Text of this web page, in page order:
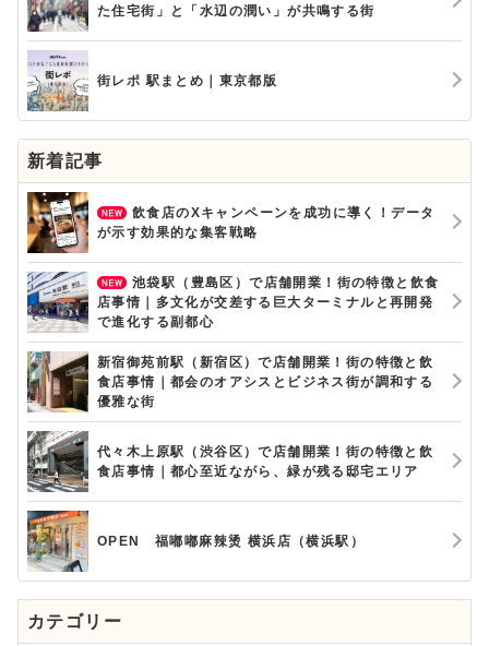
た住宅街」と「水辺の潤い」が共鳴する街
街レポ 駅まとめ｜東京都版
新着記事
飲食店のXキャンペーンを成功に導く！データ
が示す効果的な集客戦略
池袋駅（豊島区）で店舗開業！街の特徴と飲食
店事情｜多文化が交差する巨大ターミナルと再開発
で進化する副都心
新宿御苑前駅（新宿区）で店舗開業！街の特徴と飲
食店事情｜都会のオアシスとビジネス街が調和する
優雅な街
代々木上原駅（渋谷区）で店舗開業！街の特徴と飲
食店事情｜都心至近ながら、緑が残る邸宅エリア
OPEN 福嘟嘟麻辣烫 横浜店（横浜駅）
カテゴリー